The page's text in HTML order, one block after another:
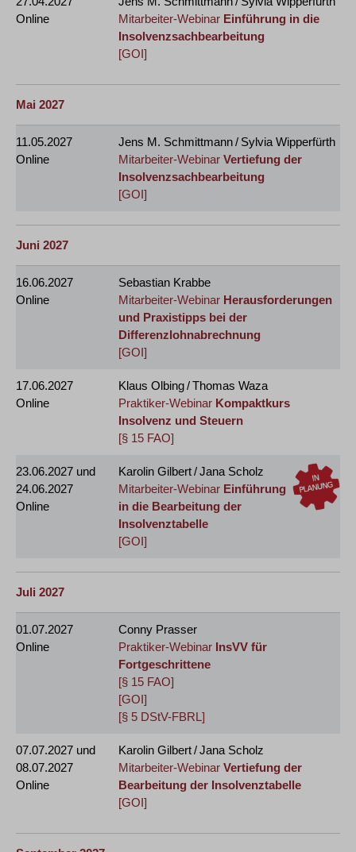
Online
Mitarbeiter-Webinar Einführung in die
Insolvenzsachbearbeitung
[GOI]
Mai 2027
11.05.2027
Online
Jens M. Schmittmann / Sylvia Wipperfürth
Mitarbeiter-Webinar Vertiefung der
Insolvenzsachbearbeitung
[GOI]
Juni 2027
16.06.2027
Online
Sebastian Krabbe
Mitarbeiter-Webinar Herausforderungen
und Praxistipps bei der
Differenzlohnabrechnung
[GOI]
17.06.2027
Online
Klaus Olbing / Thomas Waza
Praktiker-Webinar Kompaktkurs
Insolvenz und Steuern
[§ 15 FAO]
23.06.2027 und
24.06.2027
Online
Karolin Gilbert / Jana Scholz
Mitarbeiter-Webinar Einführung
in die Bearbeitung der
Insolvenztabelle
[GOI]
Juli 2027
01.07.2027
Online
Conny Prasser
Praktiker-Webinar InsVV für
Fortgeschrittene
[§ 15 FAO]
[GOI]
[§ 5 DStV-FBRL]
07.07.2027 und
08.07.2027
Online
Karolin Gilbert / Jana Scholz
Mitarbeiter-Webinar Vertiefung der
Bearbeitung der Insolvenztabelle
[GOI]